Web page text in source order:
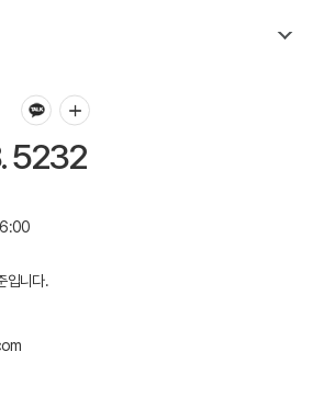
5232
입니다.